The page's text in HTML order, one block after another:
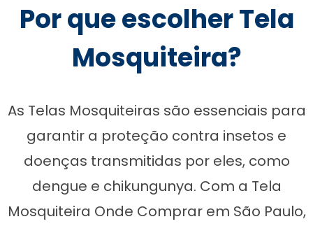
Por que escolher Tela
Mosquiteira?
As Telas Mosquiteiras são essenciais para
garantir a proteção contra insetos e
doenças transmitidas por eles, como
dengue e chikungunya. Com a Tela
Mosquiteira Onde Comprar em São Paulo,